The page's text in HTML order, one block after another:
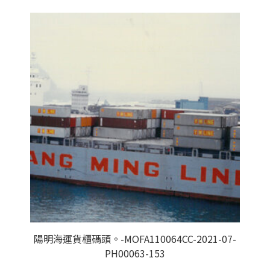
陽明海運貨櫃碼頭。-MOFA110064CC-2021-07-
PH00063-153